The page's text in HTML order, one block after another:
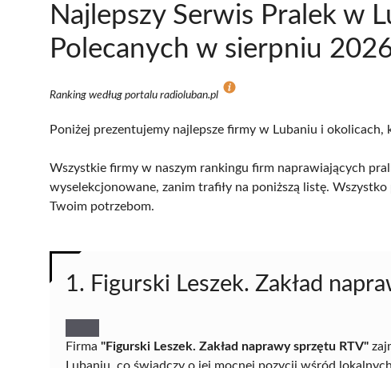
Najlepszy Serwis Pralek w
Polecanych w sierpniu
Ranking według portalu radioluban.pl
Poniżej prezentujemy najlepsze firmy w Lubaniu i okolicach,
Wszystkie firmy w naszym rankingu firm naprawiających
wyselekcjonowane, zanim trafiły na poniższą listę.
Twoim potrzebom.
1. Figurski Leszek. Zakład
Firma "Figurski Leszek. Zakład naprawy sprzętu RTV"
Lubaniu, co świadczy o jej mocnej pozycji wśród